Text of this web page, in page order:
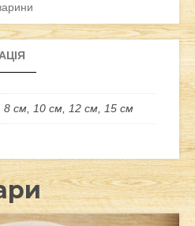
8 см, 10 см, 12 см, 15 см